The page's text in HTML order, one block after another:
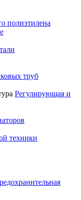
полиэтилена
труб
Регулирующая и
техники